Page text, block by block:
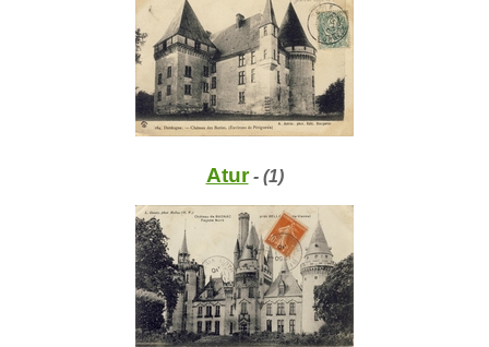
Atur- (1)